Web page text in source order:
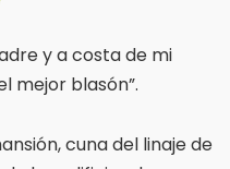
y a costa de mi
mejor blasón”.
cuna del linaje de